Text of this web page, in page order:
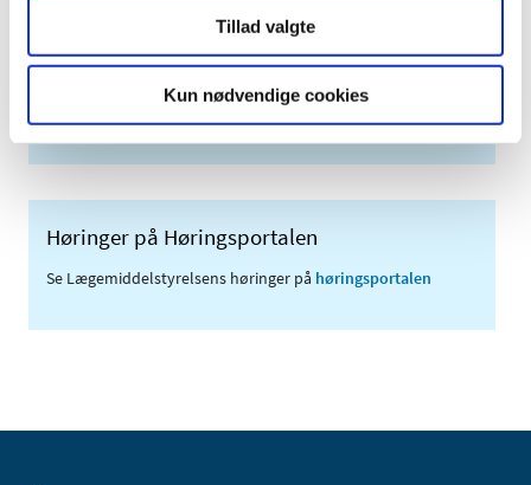
Tillad valgte
Kun nødvendige cookies
Meddelelser om forsyning af medicin til mennesker og dyr
(med søgefunktion)
Sikkerhedsmeddelelser om medicinsk udstyr
Høringer på Høringsportalen
Se Lægemiddelstyrelsens høringer på høringsportalen